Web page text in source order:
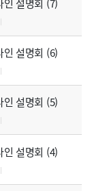
설명회 (7)
설명회 (6)
설명회 (5)
설명회 (4)